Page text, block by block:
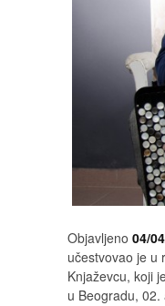
Objavljeno 04/
učestvovao je u
Knjaževcu, koji
u Beogradu,